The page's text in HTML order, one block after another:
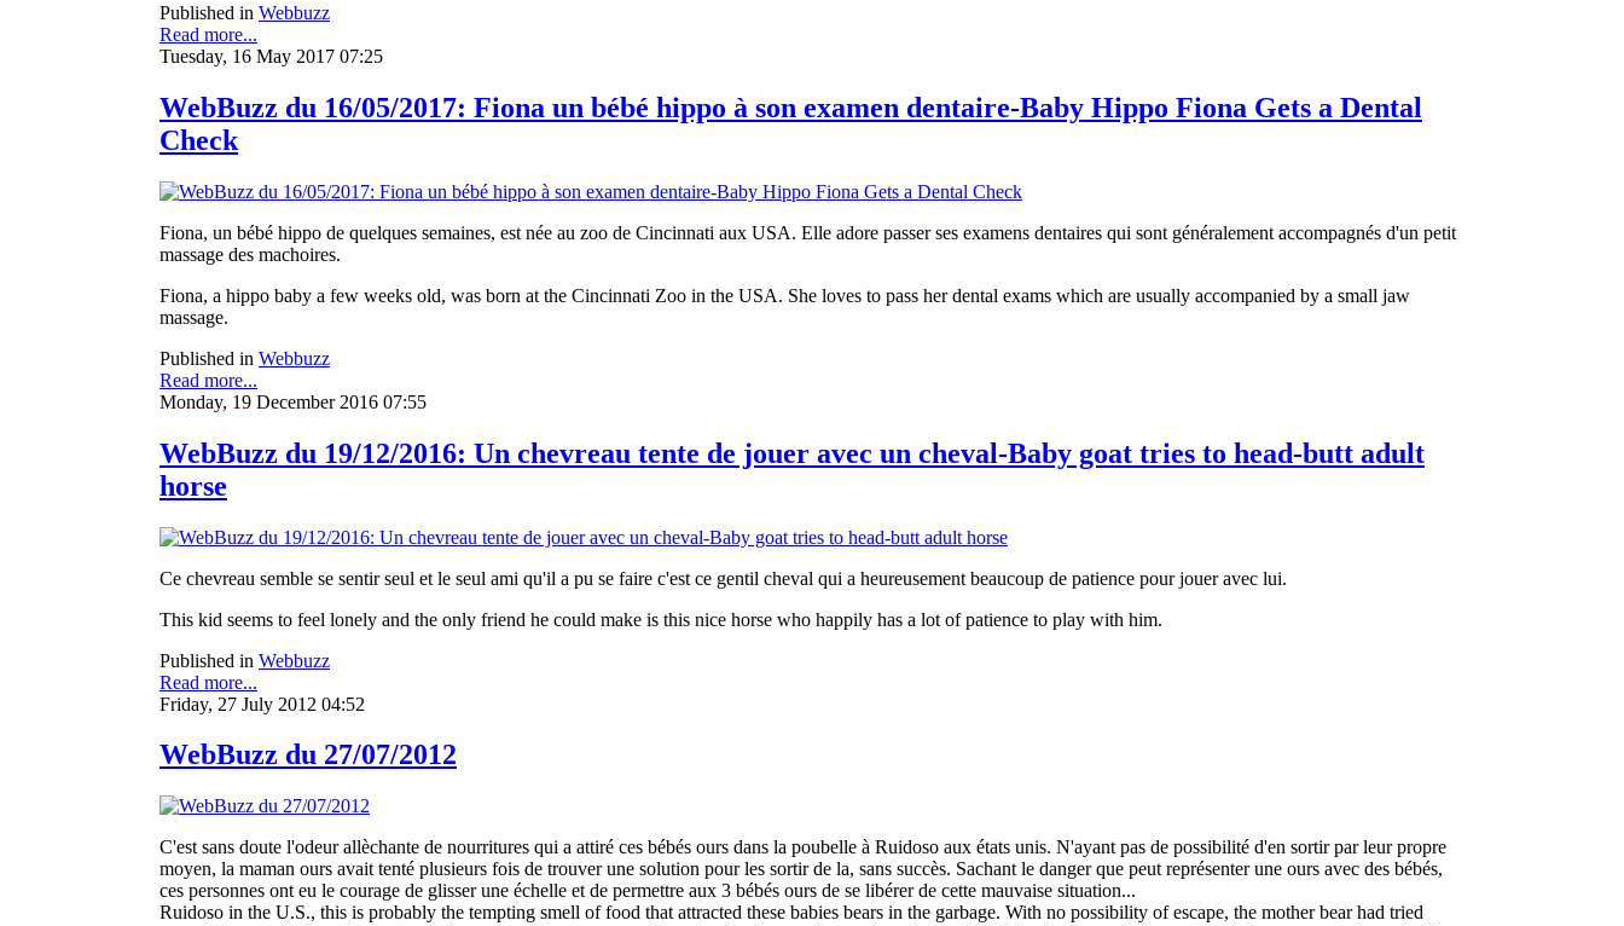
Published in Webbuzz
Read more...
Tuesday, 16 May 2017 07:25
WebBuzz du 16/05/2017: Fiona un bébé hippo à son examen dentaire-Baby Hippo Fiona Gets a Dental
Check
Fiona, un bébé hippo de quelques semaines, est née au zoo de Cincinnati aux USA. Elle adore passer ses examens dentaires qui sont généralement accompagnés d'un petit
massage des machoires.
Fiona, a hippo baby a few weeks old, was born at the Cincinnati Zoo in the USA. She loves to pass her dental exams which are usually accompanied by a small jaw
massage.
Published in Webbuzz
Read more...
Monday, 19 December 2016 07:55
WebBuzz du 19/12/2016: Un chevreau tente de jouer avec un cheval-Baby goat tries to head-butt adult
horse
Ce chevreau semble se sentir seul et le seul ami qu'il a pu se faire c'est ce gentil cheval qui a heureusement beaucoup de patience pour jouer avec lui.
This kid seems to feel lonely and the only friend he could make is this nice horse who happily has a lot of patience to play with him.
Published in Webbuzz
Read more...
Friday, 27 July 2012 04:52
WebBuzz du 27/07/2012
C'est sans doute l'odeur allèchante de nourritures qui a attiré ces bébés ours dans la poubelle à Ruidoso aux états unis. N'ayant pas de possibilité d'en sortir par leur propre
moyen, la maman ours avait tenté plusieurs fois de trouver une solution pour les sortir de la, sans succès. Sachant le danger que peut représenter une ours avec des bébés,
ces personnes ont eu le courage de glisser une échelle et de permettre aux 3 bébés ours de se libérer de cette mauvaise situation...
Ruidoso in the U.S., this is probably the tempting smell of food that attracted these babies bears in the garbage. With no possibility of escape, the mother bear had tried